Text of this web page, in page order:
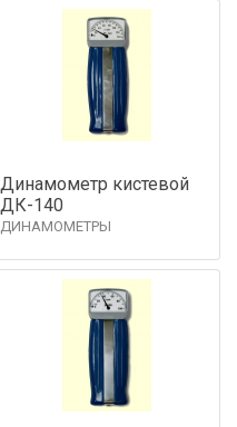
Динамометр кистевой
ДК-140
ДИНАМОМЕТРЫ